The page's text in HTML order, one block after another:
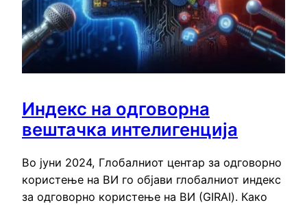
Индекс на одговорна
вештачка интелигенција
Во јуни 2024, Глобалниот центар за одговорно
користење на ВИ го објави глобалниот индекс
за одговорно користење на ВИ (GIRAI). Како